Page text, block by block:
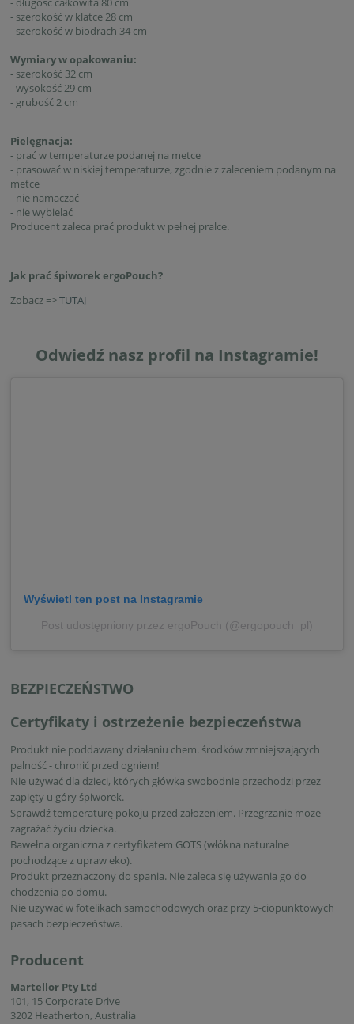
- szerokość w klatce 28 cm
- szerokość w biodrach 34 cm
Wymiary w opakowaniu:
- szerokość 32 cm
- wysokość 29 cm
- grubość 2 cm
Pielęgnacja:
- prać w temperaturze podanej na metce
- prasować w niskiej temperaturze, zgodnie z zaleceniem podanym na
metce
- nie namaczać
- nie wybielać
Producent zaleca prać produkt w pełnej pralce.
Jak prać śpiworek ergoPouch?
Zobacz =>TUTAJ
Odwiedź nasz profil na Instagramie!
Wyświetl ten post na Instagramie
Post udostępniony przez ergoPouch (@ergopouch_pl)
BEZPIECZEŃSTWO
Certyfikaty i ostrzeżenie bezpieczeństwa
Produkt nie poddawany działaniu chem. środków zmniejszających
palność - chronić przed ogniem!
Nie używać dla dzieci, których główka swobodnie przechodzi przez
zapięty u góry śpiworek.
Sprawdź temperaturę pokoju przed założeniem. Przegrzanie może
zagrażać życiu dziecka.
Bawełna organiczna z certyfikatem GOTS (włókna naturalne
pochodzące z upraw eko).
Produkt przeznaczony do spania. Nie zaleca się używania go do
chodzenia po domu.
Nie używać w fotelikach samochodowych oraz przy 5-ciopunktowych
pasach bezpieczeństwa.
Producent
Martellor Pty Ltd
101, 15 Corporate Drive
3202 Heatherton, Australia